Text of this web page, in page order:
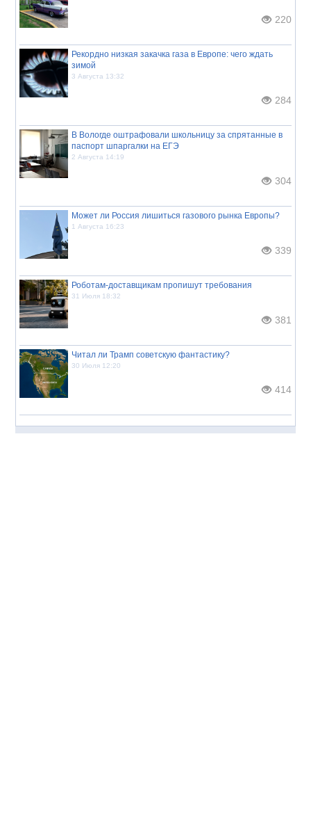
220
Рекордно низкая закачка газа в Европе: чего ждать
зимой
3 Августа 13:32
284
В Вологде оштрафовали школьницу за спрятанные в
паспорт шпаргалки на ЕГЭ
2 Августа 14:19
304
Может ли Россия лишиться газового рынка Европы?
1 Августа 16:23
339
Роботам-доставщикам пропишут требования
31 Июля 18:32
381
Читал ли Трамп советскую фантастику?
30 Июля 12:20
414